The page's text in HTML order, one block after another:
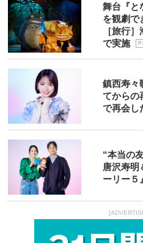
舞台『と
を観劇
［旅行
で実施
P
鎮西寿々
てから
で再会し
“本当の
唐沢寿明
ーリー５